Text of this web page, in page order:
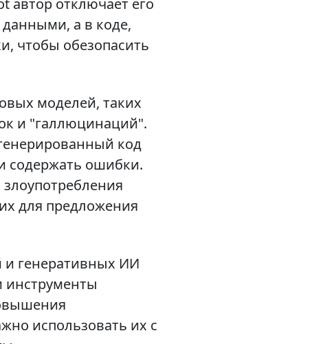
автор отключает его
а в коде,
чтобы обезопасить
моделей, таких
и "галлюцинаций".
код
содержать ошибки.
для предложения
и генеративных ИИ
инструменты
использовать их с